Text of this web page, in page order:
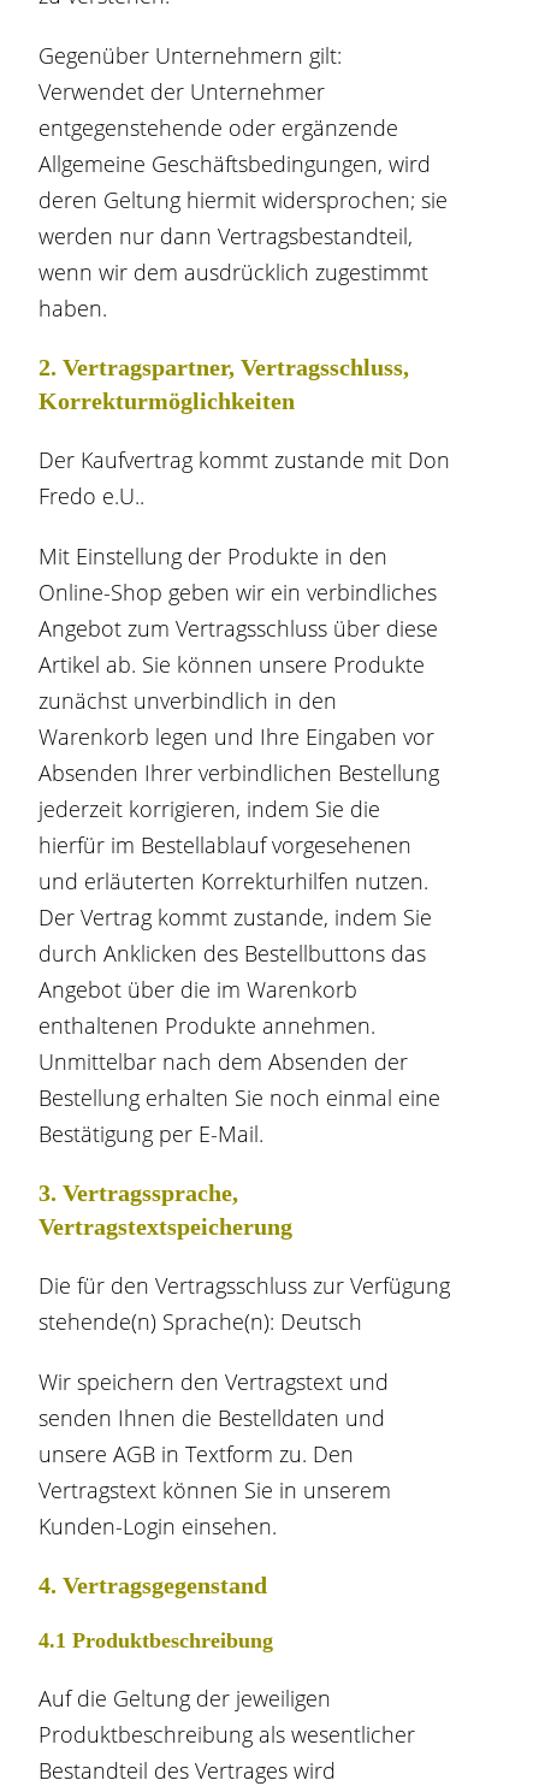
Gegenüber Unternehmern gilt:
Verwendet der Unternehmer
entgegenstehende oder ergänzende
Allgemeine Geschäftsbedingungen, wird
deren Geltung hiermit widersprochen; sie
werden nur dann Vertragsbestandteil,
wenn wir dem ausdrücklich zugestimmt
haben.
2. Vertragspartner, Vertragsschluss,
Korrekturmöglichkeiten
Der Kaufvertrag kommt zustande mit Don
Fredo e.U..
Mit Einstellung der Produkte in den
Online-Shop geben wir ein verbindliches
Angebot zum Vertragsschluss über diese
Artikel ab. Sie können unsere Produkte
zunächst unverbindlich in den
Warenkorb legen und Ihre Eingaben vor
Absenden Ihrer verbindlichen Bestellung
jederzeit korrigieren, indem Sie die
hierfür im Bestellablauf vorgesehenen
und erläuterten Korrekturhilfen nutzen.
Der Vertrag kommt zustande, indem Sie
durch Anklicken des Bestellbuttons das
Angebot über die im Warenkorb
enthaltenen Produkte annehmen.
Unmittelbar nach dem Absenden der
Bestellung erhalten Sie noch einmal eine
Bestätigung per E-Mail.
3. Vertragssprache,
Vertragstextspeicherung
Die für den Vertragsschluss zur Verfügung
stehende(n) Sprache(n): Deutsch
Wir speichern den Vertragstext und
senden Ihnen die Bestelldaten und
unsere AGB in Textform zu. Den
Vertragstext können Sie in unserem
Kunden-Login einsehen.
4. Vertragsgegenstand
4.1 Produktbeschreibung
Auf die Geltung der jeweiligen
Produktbeschreibung als wesentlicher
Bestandteil des Vertrages wird